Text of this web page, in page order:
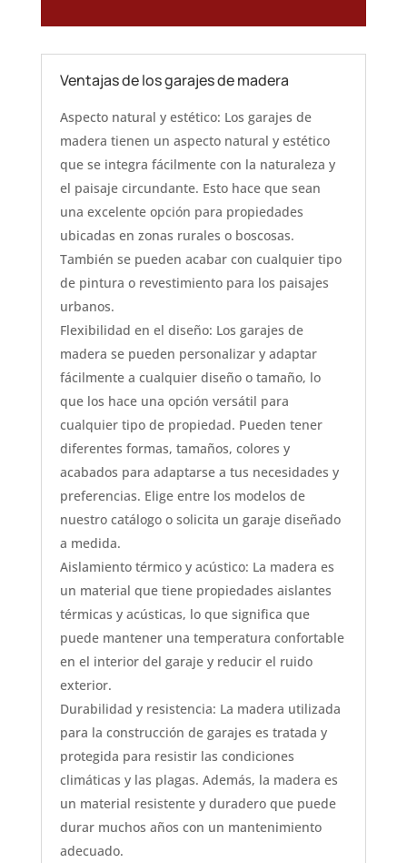
Ventajas de los garajes de madera
Aspecto natural y estético: Los garajes de
madera tienen un aspecto natural y estético
que se integra fácilmente con la naturaleza y
el paisaje circundante. Esto hace que sean
una excelente opción para propiedades
ubicadas en zonas rurales o boscosas.
También se pueden acabar con cualquier tipo
de pintura o revestimiento para los paisajes
urbanos.
Flexibilidad en el diseño: Los garajes de
madera se pueden personalizar y adaptar
fácilmente a cualquier diseño o tamaño, lo
que los hace una opción versátil para
cualquier tipo de propiedad. Pueden tener
diferentes formas, tamaños, colores y
acabados para adaptarse a tus necesidades y
preferencias. Elige entre los modelos de
nuestro catálogo o solicita un garaje diseñado
a medida.
Aislamiento térmico y acústico: La madera es
un material que tiene propiedades aislantes
térmicas y acústicas, lo que significa que
puede mantener una temperatura confortable
en el interior del garaje y reducir el ruido
exterior.
Durabilidad y resistencia: La madera utilizada
para la construcción de garajes es tratada y
protegida para resistir las condiciones
climáticas y las plagas. Además, la madera es
un material resistente y duradero que puede
durar muchos años con un mantenimiento
adecuado.